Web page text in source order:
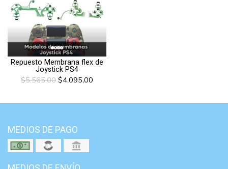
Repuesto Membrana flex de
Joystick PS4
$5.565,00 $4.095,00
MEDIOS DE PAGO